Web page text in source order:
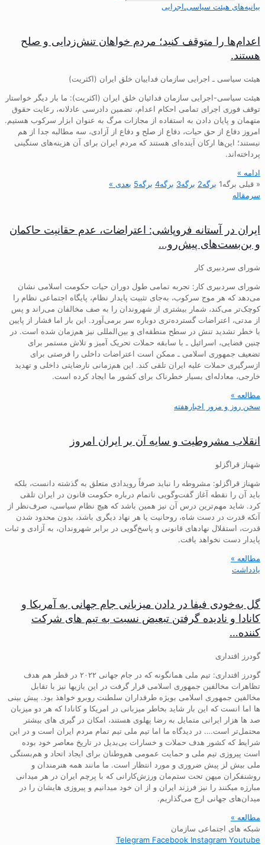
بیانیه‌های هیئت‌ سیاسی‌ـ‌اجرایی
اعدام‌ها را متوقف کنید؛ مردم خواهان تنش‌زدایی و صلح
هستند.
هیئت سیاسی ـ اجرایی سازمان فداییان خلق ایران (اکثریت)
هیئت سیاسی-اجرایی سازمان فدائیان خلق ایران (اکثریت): ما بار دیگر خواستار
توقف فوری اجرای تمامی احکام اعدام، تضمین دادرسی عادلانه، رعایت حقوق
متهمان و پایان دادن به استفاده از مجازات مرگ به عنوان ابزار سرکوب هستیم.
امروز دفاع از حق حیات، دفاع از صلح و دفاع از آزادی، سه مطالبه جدا از هم
نیستند؛ این‌ها ارکان آینده‌ای هستند که مردم ایران برای آن هزینه‌های سنگینی
پرداخته‌اند.
ادامه »
« قبلی برگه1 برگه2 برگه3 برگه4 برگه5 بعدی »
سرمقاله
ایران در آستانه فروپاشی: اعتراضات، عدم حقانیت حاکمان
و بن‌بست‌های پیش‌رو…
شورای سردبیری کار
شورای سردبیری کار: تجربه تمامی طول دوران حیات حکومت اسلامی نشان
می‌دهد که هر موج سرکوب، به‌جای تثبیت پایدار نظام، پایگاه اجتماعی نظام را
کوچک‌تر می‌کند، شمار بیشتری از شهروندان را به صف مخالفان می‌راند و پس
از مدتی، اعتراضات گسترده‌تری دوباره سر برمی‌آورد. این بار اما فشار از پایین
با خطر تشدید تنش در سطح منطقه‌ای و بین‌المللی نیز هم‌زمان شده است. در
چنین فضایی، اسرائیل ـ با سابقه حملات تحریک آمیز و تلاش مستمر برای
تضعیف جمهوری اسلامی ـ ممکن است اعتراضات داخلی را فرصتی برای
ازسرگیری حملات علیه ایران تلقی کند. این هم‌زمانی نارضایتی داخلی و تهدید
خارجی، معادله‌ای بسیار خطرناک برای کشور ما ایجاد کرده است.
مطالعه »
سخن روز و مرور اخبارهفته
انقلاب مشروطیت و سایه آن بر ایران امروز
شهناز قراگزلو
شهناز قراگزلو: مشروطه را نباید صرفاً رویدادی متعلق به گذشته دانست، بلکه
باید آن را نقطه آغاز گفت‌وگویی ناتمام درباره حکومت قانون در ایران تلقی
کرد. شاید مهم‌ترین درس آن نیز همین باشد که هیچ نظام سیاسی، صرف‌نظر از
آنکه قدرت در دست شاه، روحانیت یا هر نهاد دیگری باشد، بدون محدود شدن
قدرت، استقلال نهادهای قانونی و پاسخ‌گویی در برابر شهروندان، به آزادی و ثبات
پایدار دست نخواهد یافت.
مطالعه »
یادداشت
گل به‌خودی فیفا در دادن میزبانی جام جهانی به آمریکا و
کانادا و نادیده گرفتن تبعیض نسبت به تیم های شرکت
کننده…
گودرز اقتداری
گودرز اقتداری: تیم ملی همانگونه که در جام جهانی ۲۰۲۲ در قطر هم هدف
تظاهرات مخالفین جمهوری اسلامی قرار گرفت در این بازیها نیز با تقابل
مخالفین جمهوری اسلامی بویژه طرفداران سلطنت روبرو خواهذ بود. پیش بینی
ها اما انست که این بار شاید بخاطر میزبانی در امریکا و کانادا که هر دو میزبان
صد ها هزار ایرانی متمایل به رضا پهلوی هستند، امکان در گیری های بیشتر
محتمل‌تر است…. در دیدگاه ما اما تیم ملی تیم تمام مردم ایران است و در این
شرایط که کشور هدف حملات و خسارات بی‌بدیل در تاریخ معاصر خود بوده
است پیروزی تیم ملی و حمایت عمومی هم‌وطنان برای ایجاد اتحاد و هم‌بستگی
ملی بیش لز پیش ضروری و مورد انتظار است. ما مانند همه هنرمندان و
روشنفکران میهن تحت ستم‌مان ورزش‌کارانی که با پرچم ایران در هر میدانی
مبارزه میکنند را نیز فرزند ایران و از ان خود میدانیم و پیروزی هایشان را در
میدان‌های جهانی ارج می‌گذاریم.
مطالعه »
شبکه های اجتماعی سازمان
Telegram Facebook Instagram Youtube